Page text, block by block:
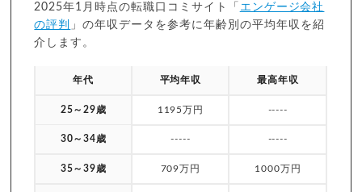
2025年1月時点の転職口コミサイト「 エンゲージ会社
の評判
」の年収データを参考に年齢別の平均年収を紹
介します。
年代 平均年収 最高年収
25～29歳 1195万円 -----
30～34歳 ----- -----
35～39歳 709万円 1000万円